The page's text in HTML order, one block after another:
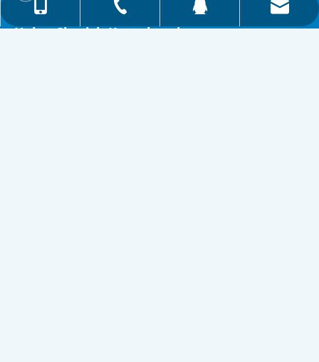
+ 86-13916430454.
+ 86-21-64883957.
Fayewu@megafoodsh.com
Holen Sie sich Kontakt mit uns